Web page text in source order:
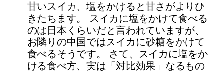
甘いスイカ、塩をかけると甘さがよりひ
きたちます。 スイカに塩をかけて食べる
のは日本くらいだと言われていますが、
お隣りの中国ではスイカに砂糖をかけて
食べるそうです。 さて、スイカに塩をか
ける食べ方、実は「対比効果」なるもの